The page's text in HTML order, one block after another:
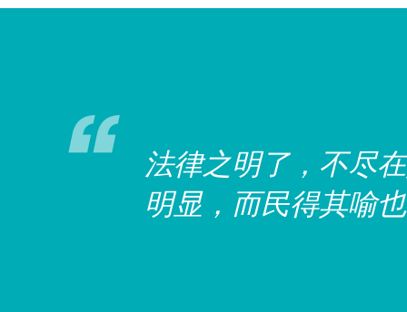
法律之明了，不尽
明显，而民得其喻